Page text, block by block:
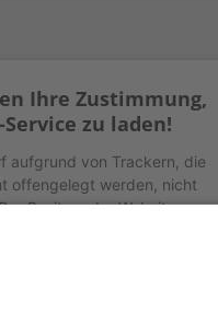
Ihre Zustimmung,
zu laden!
aufgrund von Trackern, die
offengelegt werden, nicht
Besitzer der Website muss